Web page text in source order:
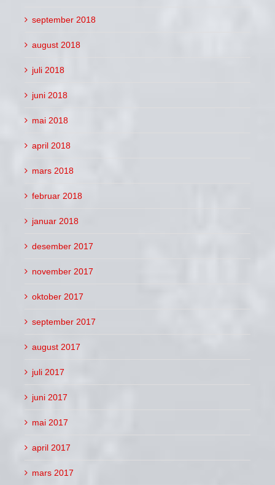
september 2018
august 2018
juli 2018
juni 2018
mai 2018
april 2018
mars 2018
februar 2018
januar 2018
desember 2017
november 2017
oktober 2017
september 2017
august 2017
juli 2017
juni 2017
mai 2017
april 2017
mars 2017